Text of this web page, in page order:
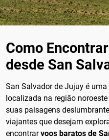
Como
desde San
San Salvador de Jujuy é
localizada na região
suas paisagens
viajantes que desejam
encontrarvoos baratos de